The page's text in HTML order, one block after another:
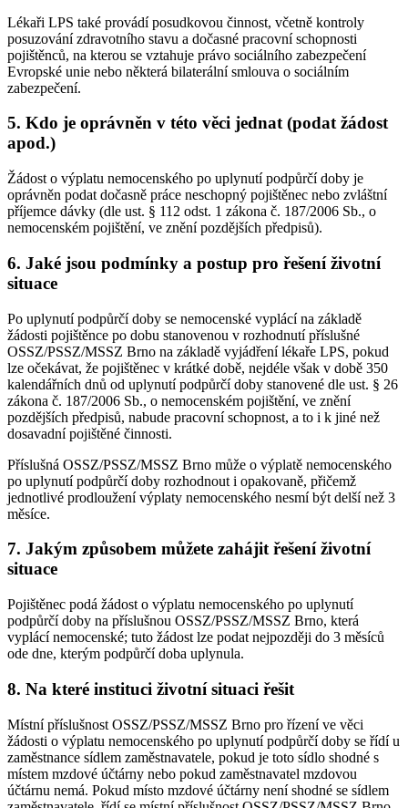
Lékaři LPS také provádí posudkovou činnost, včetně kontroly
posuzování zdravotního stavu a dočasné pracovní schopnosti
pojištěnců, na kterou se vztahuje právo sociálního zabezpečení
Evropské unie nebo některá bilaterální smlouva o sociálním
zabezpečení.
5. Kdo je oprávněn v této věci jednat (podat žádost
apod.)
Žádost o výplatu nemocenského po uplynutí podpůrčí doby je
oprávněn podat dočasně práce neschopný pojištěnec nebo zvláštní
příjemce dávky (dle ust. § 112 odst. 1 zákona č. 187/2006 Sb., o
nemocenském pojištění, ve znění pozdějších předpisů).
6. Jaké jsou podmínky a postup pro řešení životní
situace
Po uplynutí podpůrčí doby se nemocenské vyplácí na základě
žádosti pojištěnce po dobu stanovenou v rozhodnutí příslušné
OSSZ/PSSZ/MSSZ Brno na základě vyjádření lékaře LPS, pokud
lze očekávat, že pojištěnec v krátké době, nejdéle však v době 350
kalendářních dnů od uplynutí podpůrčí doby stanovené dle ust. § 26
zákona č. 187/2006 Sb., o nemocenském pojištění, ve znění
pozdějších předpisů, nabude pracovní schopnost, a to i k jiné než
dosavadní pojištěné činnosti.
Příslušná OSSZ/PSSZ/MSSZ Brno může o výplatě nemocenského
po uplynutí podpůrčí doby rozhodnout i opakovaně, přičemž
jednotlivé prodloužení výplaty nemocenského nesmí být delší než 3
měsíce.
7. Jakým způsobem můžete zahájit řešení životní
situace
Pojištěnec podá žádost o výplatu nemocenského po uplynutí
podpůrčí doby na příslušnou OSSZ/PSSZ/MSSZ Brno, která
vyplácí nemocenské; tuto žádost lze podat nejpozději do 3 měsíců
ode dne, kterým podpůrčí doba uplynula.
8. Na které instituci životní situaci řešit
Místní příslušnost OSSZ/PSSZ/MSSZ Brno pro řízení ve věci
žádosti o výplatu nemocenského po uplynutí podpůrčí doby se řídí u
zaměstnance sídlem zaměstnavatele, pokud je toto sídlo shodné s
místem mzdové účtárny nebo pokud zaměstnavatel mzdovou
účtárnu nemá. Pokud místo mzdové účtárny není shodné se sídlem